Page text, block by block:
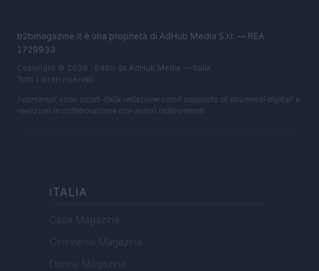
b2bmagazine.it è una proprietà di AdHub Media S.r.l. — REA
2729933
Copyright © 2026 · Edito da AdHub Media — Italia
Tutti i diritti riservati
I contenuti sono curati dalla redazione con il supporto di strumenti digitali e
realizzati in collaborazione con autori indipendenti.
ITALIA
Casa Magazine
Cineverse Magazine
Donne Magazine